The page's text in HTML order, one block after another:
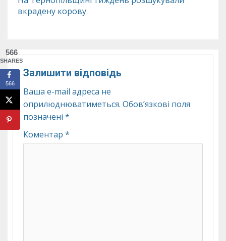
вкрадену корову
Залишити відповідь
Ваша e-mail адреса не
оприлюднюватиметься. Обов’язкові поля
позначені *
Коментар *
566
SHARES
566